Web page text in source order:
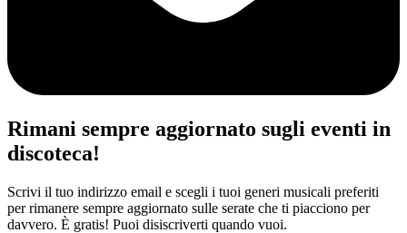
Rimani sempre aggiornato sugli eventi in
discoteca!
Scrivi il tuo indirizzo email e scegli i tuoi generi musicali preferiti
per rimanere sempre aggiornato sulle serate che ti piacciono per
davvero. È gratis! Puoi disiscriverti quando vuoi.